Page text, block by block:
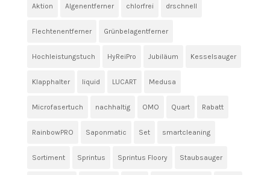
Aktion Algenentferner chlorfrei drschnell
Flechtenentferner Grünbelagentferner
Hochleistungstuch HyReiPro Jubiläum Kesselsauger
Klapphalter liquid LUCART Medusa
Microfasertuch nachhaltig OMO Quart Rabatt
RainbowPRO Saponmatic Set smartcleaning
Sortiment Sprintus Sprintus Floory Staubsauger